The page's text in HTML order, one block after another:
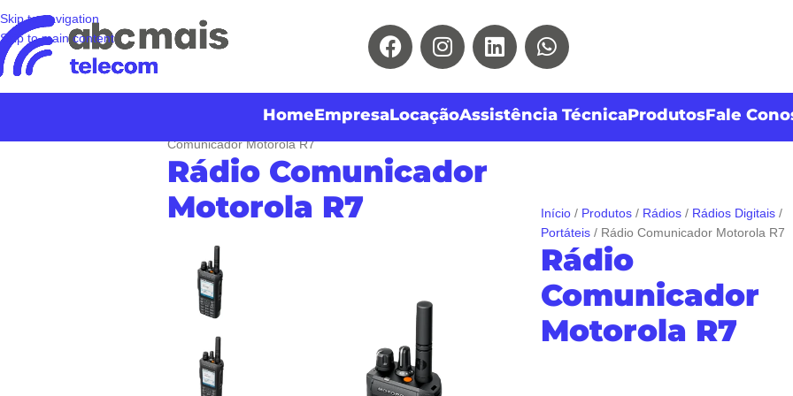
Skip to navigation
Skip to main content
HomeEmpresaLocaçãoAssistência TécnicaProdutosFale
Rádios Rádios Digitais Portáteis
Rádio
Comunicador Motorola R7
Rádio Comunicador
Motorola R7
Início Produtos Rádios
Rádios Digitais
Portáteis
Rádio Comunicador Motorola R7
Rádio
Comunicador
Motorola R7